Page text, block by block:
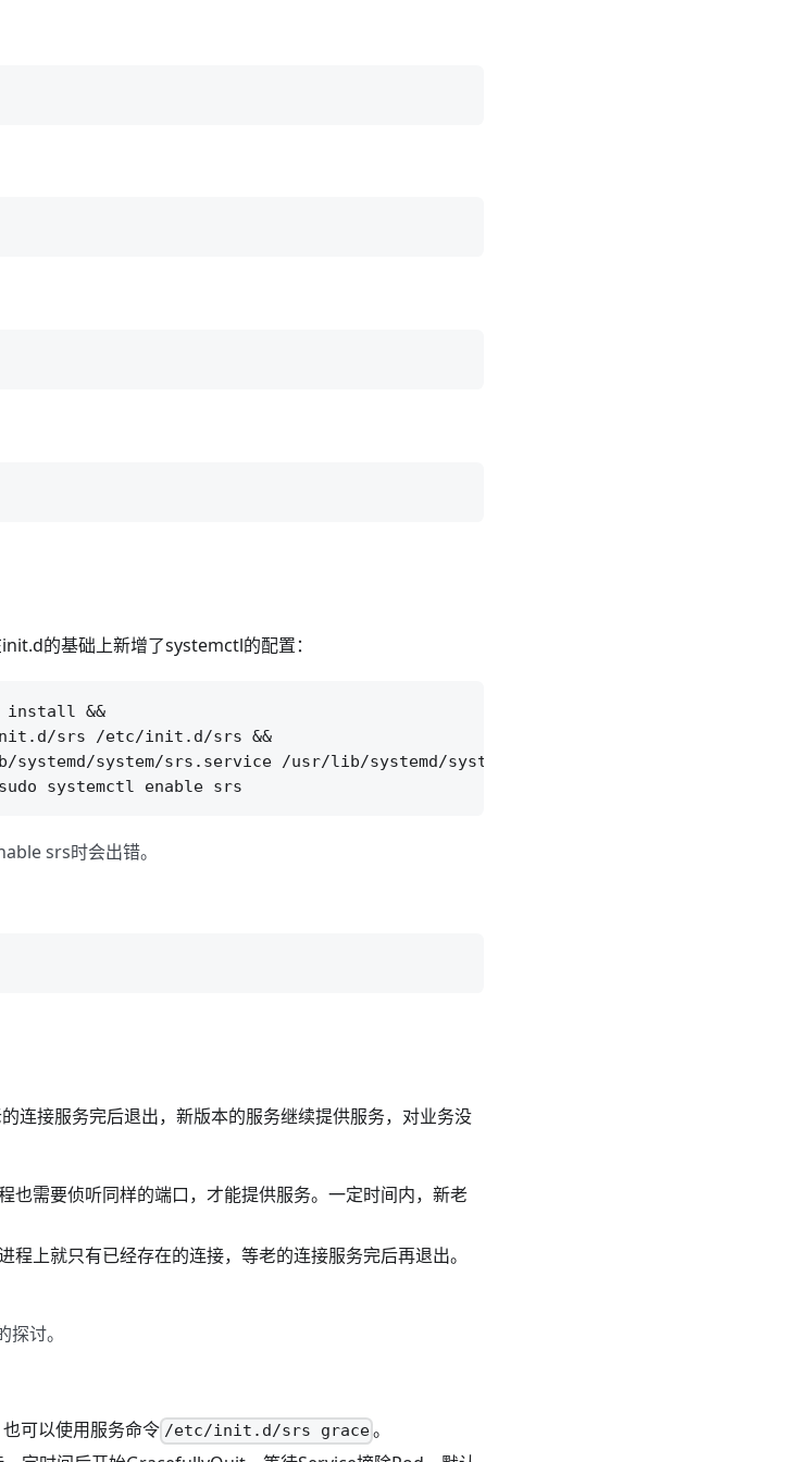
的基础上新增了systemctl的配置：
install &&
srs /etc/init.d/srs &&
system/srs.service /usr/lib/systemd/system/srs.service &&
srs时会出错。
连接服务完后退出，新版本的服务继续提供服务，对业务没
也需要侦听同样的端口，才能提供服务。一定时间内，新老
上就只有已经存在的连接，等老的连接服务完后再退出。
探讨。
可以使用服务命令 /etc/init.d/srs grace。